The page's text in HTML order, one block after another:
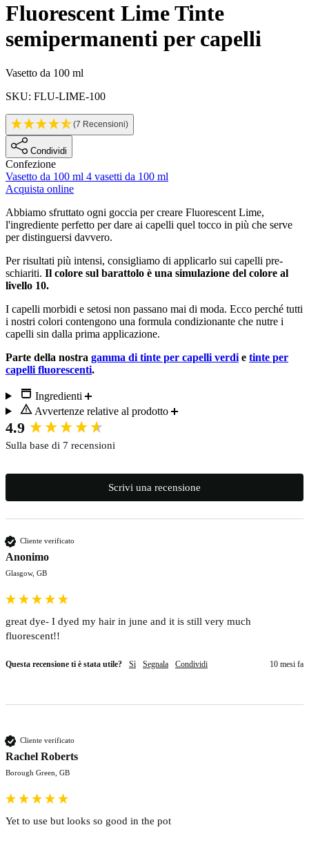
Fluorescent LimeTinte
semipermanenti per capelli
Informazioni sul prodotto
Vasetto da 100 ml
SKU: FLU-LIME-100
(7 Recensioni)
Condividi
Confezione
Vasetto da 100 ml 4 vasetti da 100 ml
Acquista online
Description
Abbiamo sfruttato ogni goccia per creare Fluorescent Lime,
l'ingrediente perfetto per dare ai capelli quel tocco in più che serve
per distinguersi davvero.
Per risultati più intensi, consigliamo di applicarlo sui capelli pre-
schiariti. Il colore sul barattolo è una simulazione del colore al
livello 10.
I capelli morbidi e setosi non passano mai di moda. Ecco perché tutti
i nostri colori contengono una formula condizionante che nutre i
capelli sin dalla prima applicazione.
Parte della nostra gamma di tinte per capelli verdi e tinte per
capelli fluorescenti.
Ingredienti
Avvertenze relative al prodotto
4.9
Sulla base di 7 recensioni
Scrivi una recensione
Cliente verificato
Anonimo
Glasgow, GB
great dye- I dyed my hair in june and it is still very much
fluorescent!!
Questa recensione ti è stata utile? Sì Segnala Condividi 10 mesi fa
Cliente verificato
Rachel Roberts
Borough Green, GB
Yet to use but looks so good in the pot
New content loaded